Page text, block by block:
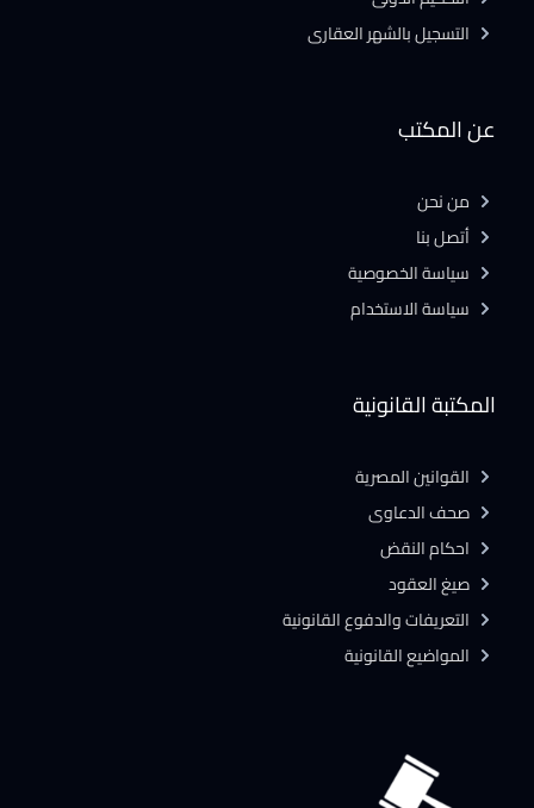
المكتبة القانونية
القوانين المصرية
صحف الدعاوى
احكام النقض
صيغ العقود
التعريفات والدفوع القانونية
المواضيع القانونية
عن المكتب
من نحن
أتصل بنا
سياسة الخصوصية
سياسة الاستخدام
التسجيل بالشهر العقارى